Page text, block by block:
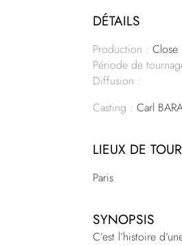
DÉTAILS
Production : Close
Période de
Diffusion :
Casting : Carl
LIEUX DE
Paris
SYNOPSIS
C’est l’histoire